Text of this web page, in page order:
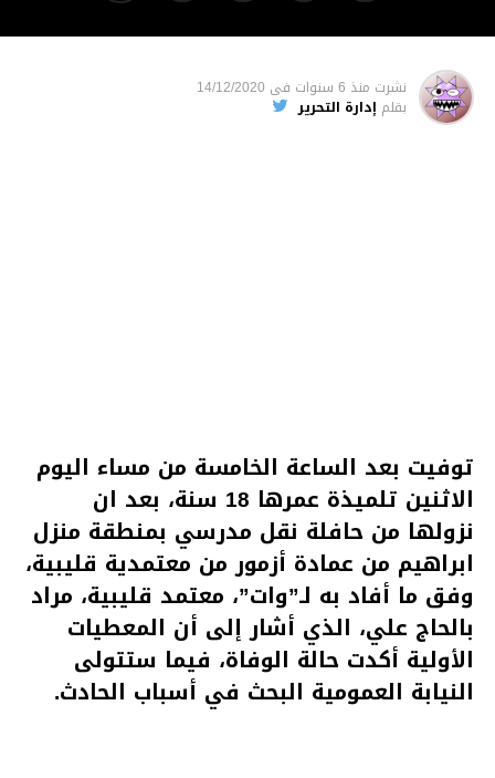
نشرت منذ 6 سنوات فى 14/12/2020
بقلم إدارة التحرير
توفيت بعد الساعة الخامسة من مساء اليوم
الاثنين تلميذة عمرها 18 سنة، بعد ان
نزولها من حافلة نقل مدرسي بمنطقة منزل
ابراهيم من عمادة أزمور من معتمدية قليبية،
وفق ما أفاد به لـ”وات”، معتمد قليبية، مراد
بالحاج علي، الذي أشار إلى أن المعطيات
الأولية أكدت حالة الوفاة، فيما ستتولى
النيابة العمومية البحث في أسباب الحادث.